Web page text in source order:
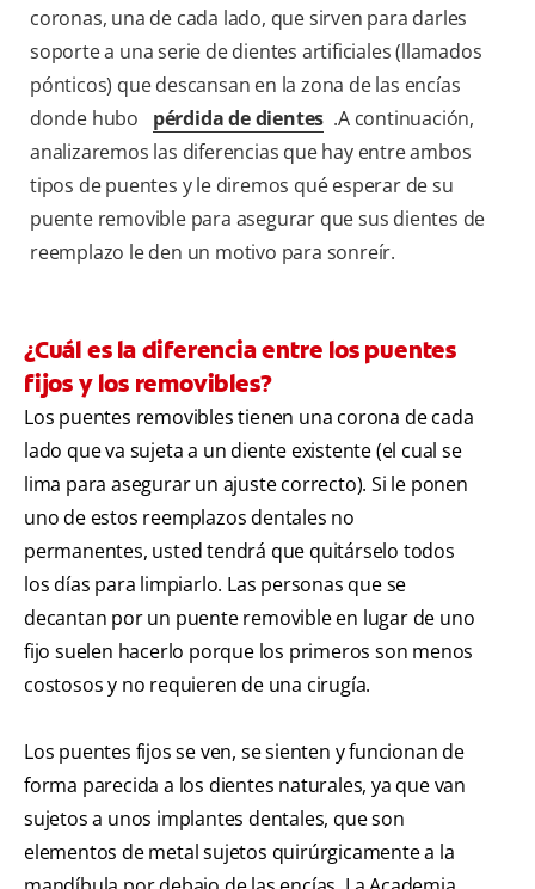
coronas, una de cada lado, que sirven para darles
soporte a una serie de dientes artificiales (llamados
pónticos) que descansan en la zona de las encías
donde hubo
pérdida de dientes .A continuación,
analizaremos las diferencias que hay entre ambos
tipos de puentes y le diremos qué esperar de su
puente removible para asegurar que sus dientes de
reemplazo le den un motivo para sonreír.
¿Cuál es la diferencia entre los puentes
fijos y los removibles?
Los puentes removibles tienen una corona de cada
lado que va sujeta a un diente existente (el cual se
lima para asegurar un ajuste correcto). Si le ponen
uno de estos reemplazos dentales no
permanentes, usted tendrá que quitárselo todos
los días para limpiarlo. Las personas que se
decantan por un puente removible en lugar de uno
fijo suelen hacerlo porque los primeros son menos
costosos y no requieren de una cirugía.
Los puentes fijos se ven, se sienten y funcionan de
forma parecida a los dientes naturales, ya que van
sujetos a unos implantes dentales, que son
elementos de metal sujetos quirúrgicamente a la